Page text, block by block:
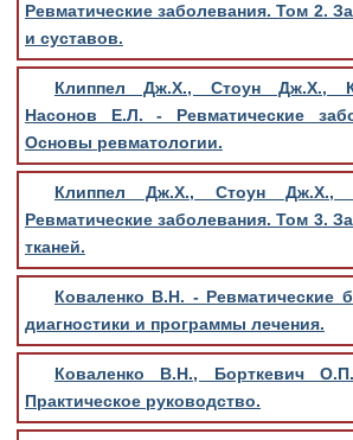
Ревматические заболевания. Том 2.
и суставов.
Клиппел Дж.Х., Стоун Дж.Х.,
Насонов Е.Л. - Ревматические
Основы ревматологии.
Клиппел Дж.Х., Стоун
Ревматические заболевания. Том 3.
тканей.
Коваленко В.Н. - Ревматические
диагностики и программы лечения.
Коваленко В.Н., Борткевич
Практическое руководство.